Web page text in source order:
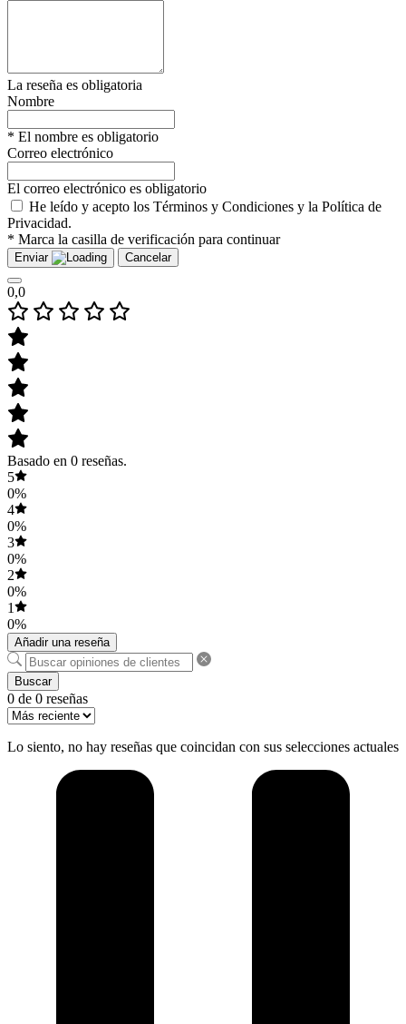
La reseña es obligatoria
Nombre
* El nombre es obligatorio
Correo electrónico
El correo electrónico es obligatorio
He leído y acepto los Términos y Condiciones y la Política de
Privacidad.
* Marca la casilla de verificación para continuar
Enviar Cancelar
0,0
Basado en 0 reseñas.
5
0%
4
0%
3
0%
2
0%
1
0%
Añadir una reseña
Buscar
0 de 0 reseñas
Lo siento, no hay reseñas que coincidan con sus selecciones actuales